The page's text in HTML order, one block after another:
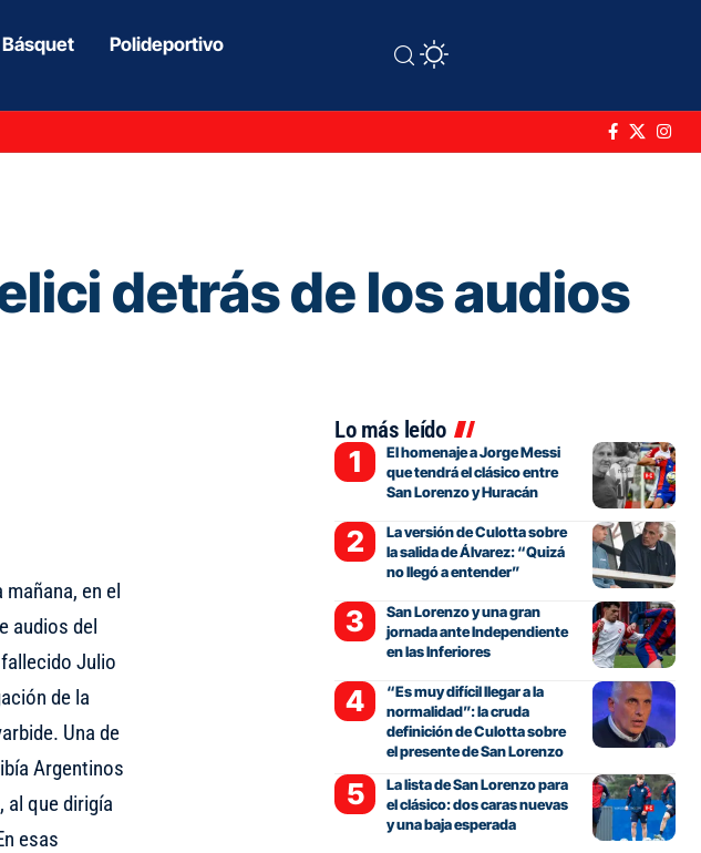
Básquet Polideportivo
detrás de los audios
en el
audios del
Julio
de la
Una de
Argentinos
al que dirigía
esas
Lo más leído
El homenaje a Jorge Messi
que tendrá el clásico entre
San Lorenzo y Huracán
La versión de Culotta sobre
la salida de Álvarez: “Quizá
no llegó a entender”
San Lorenzo y una gran
jornada ante Independiente
en las Inferiores
“Es muy difícil llegar a la
normalidad”: la cruda
definición de Culotta sobre
el presente de San Lorenzo
La lista de San Lorenzo para
el clásico: dos caras nuevas
y una baja esperada